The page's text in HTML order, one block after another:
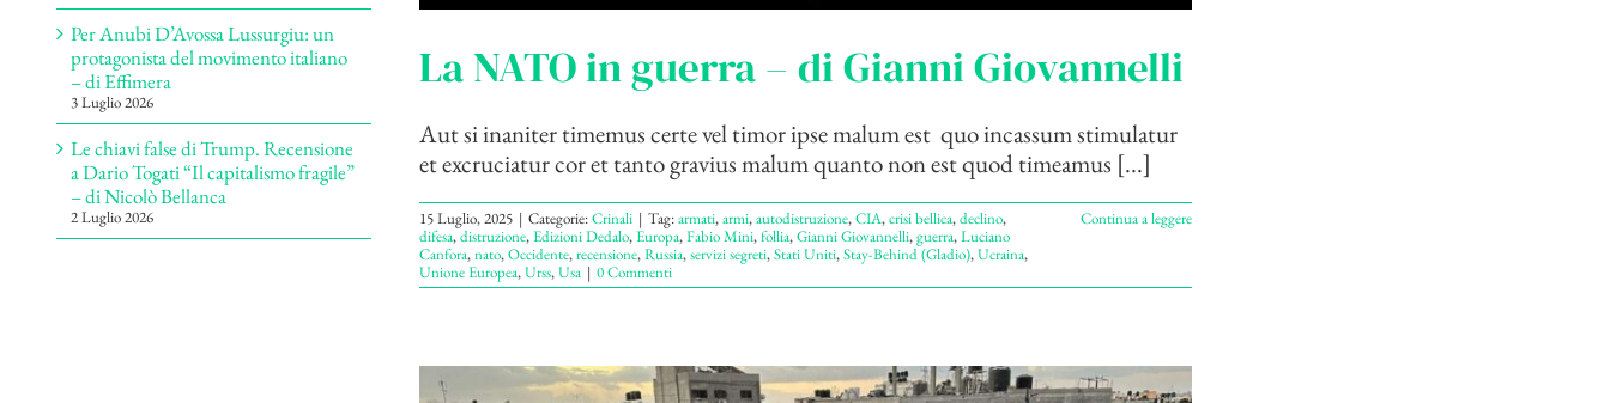
La NATO in guerra – di Gianni Giovannelli
Aut si inaniter timemus certe vel timor ipse malum est quo incassum stimulatur
et excruciatur cor et tanto gravius malum quanto non est quod timeamus [...]
15 Luglio, 2025 | Categorie:Crinali | Tag:armati,armi,autodistruzione,CIA,crisi bellica,declino,
difesa,distruzione,Edizioni Dedalo,Europa,Fabio Mini,follia,Gianni Giovannelli,guerra,Luciano
Canfora,nato,Occidente,recensione,Russia,servizi segreti,Stati Uniti,Stay-Behind (Gladio),Ucraina,
Unione Europea,Urss,Usa | 0 Commenti
Continua a leggere
Per Anubi D’Avossa Lussurgiu: un
protagonista del movimento italiano
– di Effimera
3 Luglio 2026
Le chiavi false di Trump. Recensione
a Dario Togati “Il capitalismo fragile”
– di Nicolò Bellanca
2 Luglio 2026